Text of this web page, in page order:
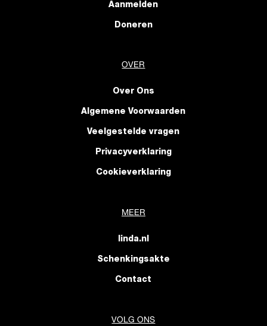
Aanmelden
Doneren
OVER
Over Ons
Algemene Voorwaarden
Veelgestelde vragen
Privacyverklaring
Cookieverklaring
MEER
linda.nl
Schenkingsakte
Contact
VOLG ONS